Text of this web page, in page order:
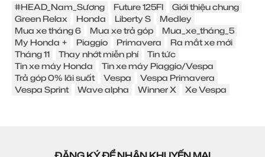
#HEAD_Nam_Sương Future 125FI
Giới thiệu chung
Green Relax
Honda Liberty S
Medley
Mua xe tháng 6
Mua xe trả góp
Mua_xe_tháng_5
My Honda +
Piaggio Primavera
Ra mắt xe mới
Tháng 11
Thay nhớt miễn phí
Tin tức
Tin xe máy Honda
Tin xe máy Piaggio/Vespa
Trả góp 0% lãi suất
Vespa
Vespa Primavera
Vespa Sprint
Wave alpha Winner X Xe Vespa